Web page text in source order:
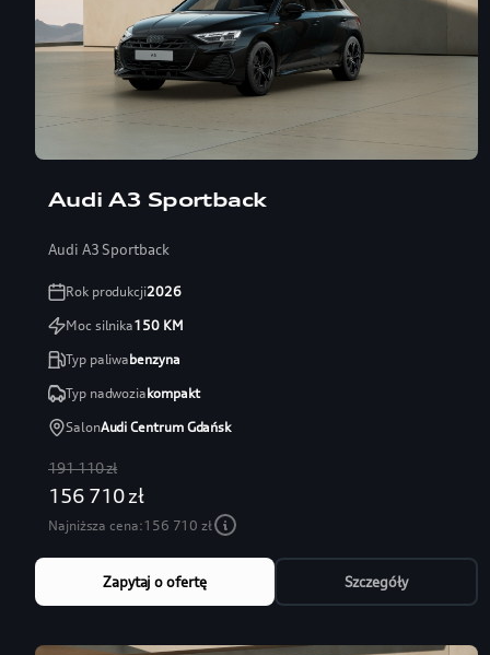
Audi A3 Sportback
Audi A3 Sportback
Rok produkcji2026
Moc silnika150KM
Typ paliwabenzyna
Typ nadwoziakompakt
SalonAudi Centrum Gdańsk
191 110 zł
156 710 zł
Najniższa cena:156 710 zł
Zapytaj o ofertę Szczegóły